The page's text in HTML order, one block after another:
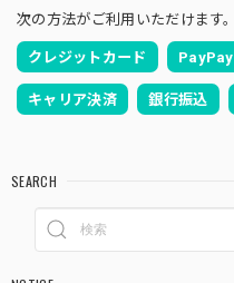
次の方法がご利用いただけます。
クレジットカード PayPay
キャリア決済 銀行振込
SEARCH